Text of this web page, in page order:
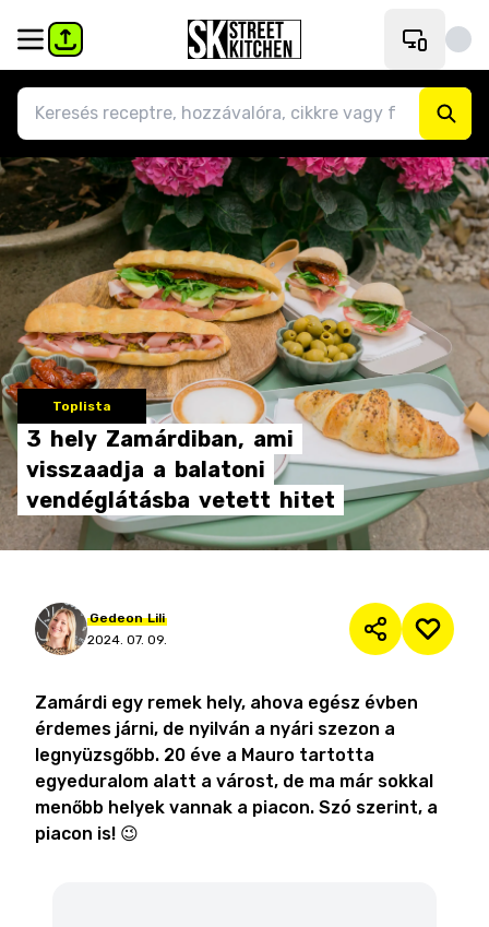
Toplista
3 hely Zamárdiban, ami
visszaadja a balatoni
vendéglátásba vetett hitet
Gedeon Lili
2024. 07. 09.
Zamárdi egy remek hely, ahova egész évben
érdemes járni, de nyilván a nyári szezon a
legnyüzsgőbb. 20 éve a Mauro tartotta
egyeduralom alatt a várost, de ma már sokkal
menőbb helyek vannak a piacon. Szó szerint, a
piacon is! 😉